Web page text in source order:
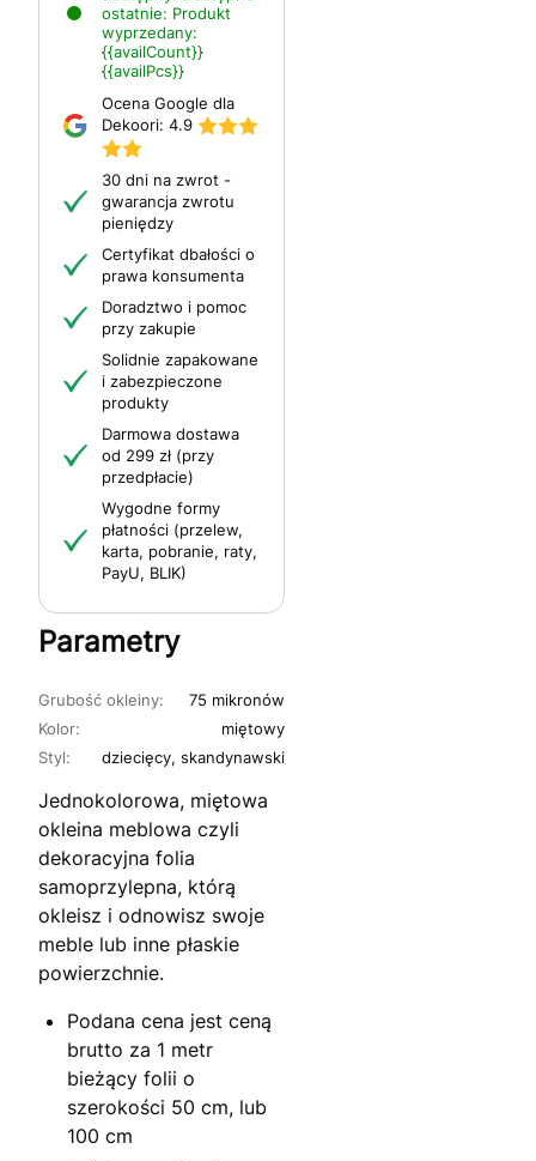
ostatnie: Produkt
wyprzedany:
{{availCount}}
{{availPcs}}
Ocena Google dla
Dekoori: 4.9
30 dni na zwrot -
gwarancja zwrotu
pieniędzy
Certyfikat dbałości o
prawa konsumenta
Doradztwo i pomoc
przy zakupie
Solidnie zapakowane
i zabezpieczone
produkty
Darmowa dostawa
od 299 zł (przy
przedpłacie)
Wygodne formy
płatności (przelew,
karta, pobranie, raty,
PayU, BLIK)
Parametry
Kolor: miętowy
Grubość okleiny: 75 mikronów
Styl: dziecięcy, skandynawski
Jednokolorowa, miętowa
okleina meblowa czyli
dekoracyjna folia
samoprzylepna, którą
okleisz i odnowisz swoje
meble lub inne płaskie
powierzchnie.
Podana cena jest ceną
brutto za 1 metr
bieżący folii o
szerokości 50 cm, lub
100 cm